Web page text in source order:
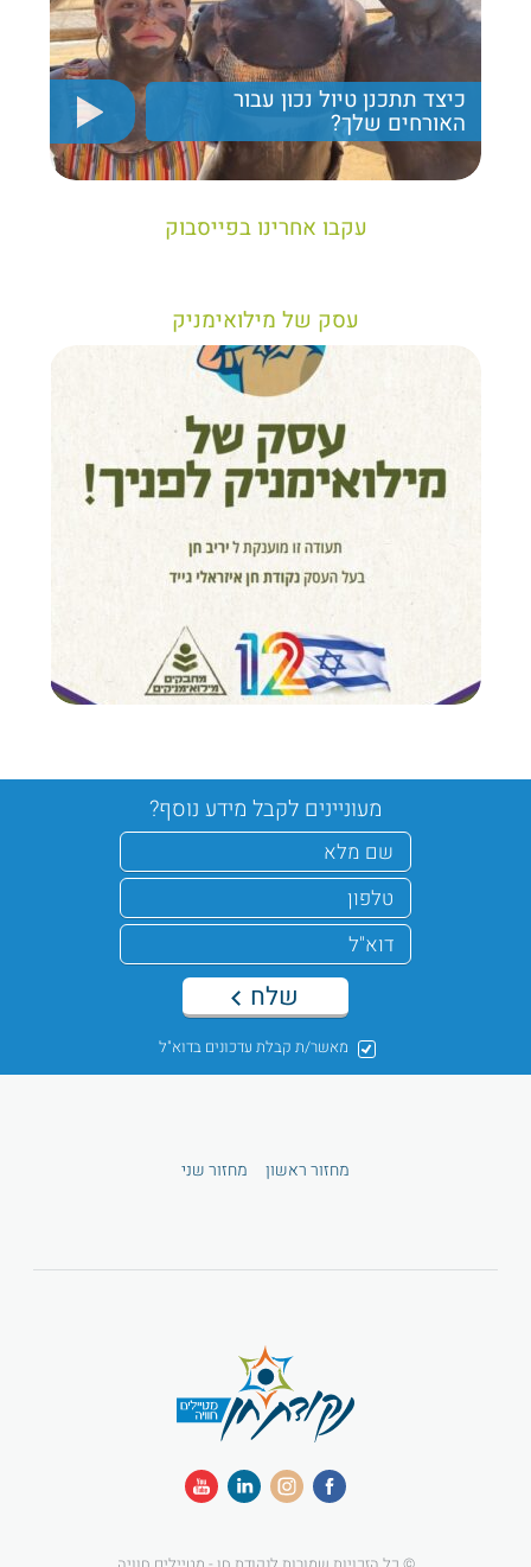
כיצד תתכנן טיול נכון עבור
האורחים שלך?
יריב חן, מציג את הקווים המנחים לבניית טיול נכון עבור
תיירים בישראל
עקבו אחרינו בפייסבוק
עסק של מילואימניק
מעוניינים לקבל מידע נוסף?
מאשר/ת קבלת עדכונים בדוא"ל
שלח
מחזור ראשון מחזור שני